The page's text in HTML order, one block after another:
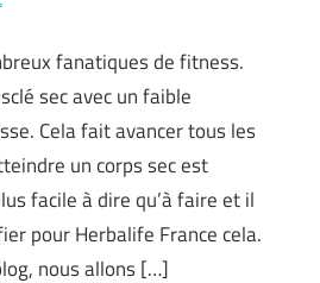
fanatiques de fitness.
sec avec un faible
Cela fait avancer tous les
un corps sec est
facile à dire qu’à faire et il
pour Herbalife France cela.
nous allons […]